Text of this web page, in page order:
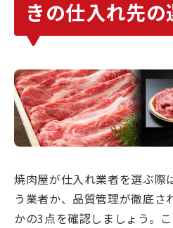
きの仕入れ先の
焼肉屋が仕入れ業者を選ぶ際
う業者か、品質管理が徹底さ
かの3点を確認しましょう。